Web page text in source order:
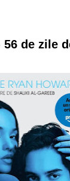
de zile